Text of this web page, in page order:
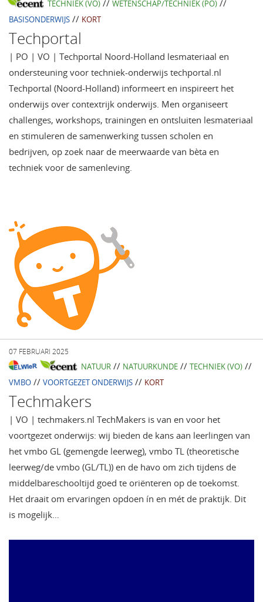
TECHNIEK (VO)// WETENSCHAP/TECHNIEK (PO)//
BASISONDERWIJS // KORT
Techportal
| PO | VO | Techportal Noord-Holland lesmateriaal en
ondersteuning voor techniek-onderwijs techportal.nl
Techportal (Noord-Holland) informeert en inspireert het
onderwijs over contextrijk onderwijs. Men organiseert
challenges, workshops, trainingen en ontsluiten lesmateriaal
en stimuleren de samenwerking tussen scholen en
bedrijven, op zoek naar de meerwaarde van bèta en
techniek voor de samenleving.
07 FEBRUARI 2025
NATUUR// NATUURKUNDE// TECHNIEK (VO)//
VMBO // VOORTGEZET ONDERWIJS // KORT
Techmakers
| VO | techmakers.nl TechMakers is van en voor het
voortgezet onderwijs: wij bieden de kans aan leerlingen van
het vmbo GL (gemengde leerweg), vmbo TL (theoretische
leerweg/de vmbo (GL/TL)) en de havo om zich tijdens de
middelbareschooltijd goed te oriënteren op de toekomst.
Het draait om ervaringen opdoen ín en mét de praktijk. Dit
is mogelijk…